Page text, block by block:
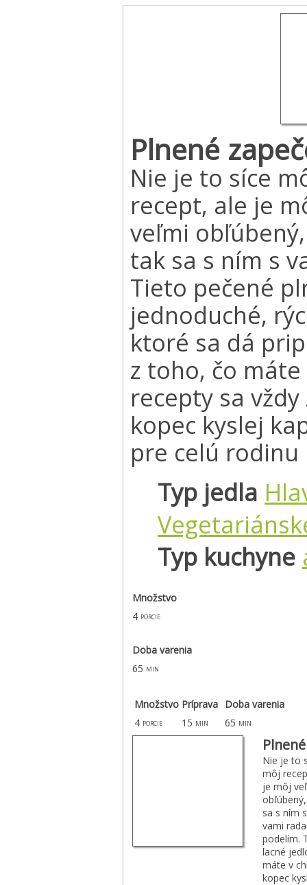
Plnené
Nie je to síce
recept, ale je
veľmi obľúbený,
tak sa s ním s
Tieto pečené
jednoduché,
ktoré sa dá
z toho, čo
recepty sa
kopec kyslej
pre celú rodinu
Typ jedla
Typ kuchyne
Množstvo
4 porcie
Doba varenia
65 min
Množstvo Príprava
4 porcie 15 min
Doba varenia
65 min
Nie je to
môj
je môj
sa s ním s
vami rada
podelím.
lacné
máte v
kopec